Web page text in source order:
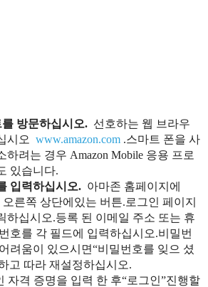
방문하십시오. 선호하는 웹 브라우
시오 www.amazon.com .스마트 폰을 사
하려는 경우 Amazon Mobile 응용 프로
있습니다.
입력하십시오. 아마존 홈페이지에
른쪽 상단에있는 버튼.로그인 페이지
하십시오.등록 된 이메일 주소 또는 휴
호를 각 필드에 입력하십시오.비밀번
려움이 있으시면“비밀번호를 잊으 셨
고 따라 재설정하십시오.
자격 증명을 입력 한 후“로그인”진행할